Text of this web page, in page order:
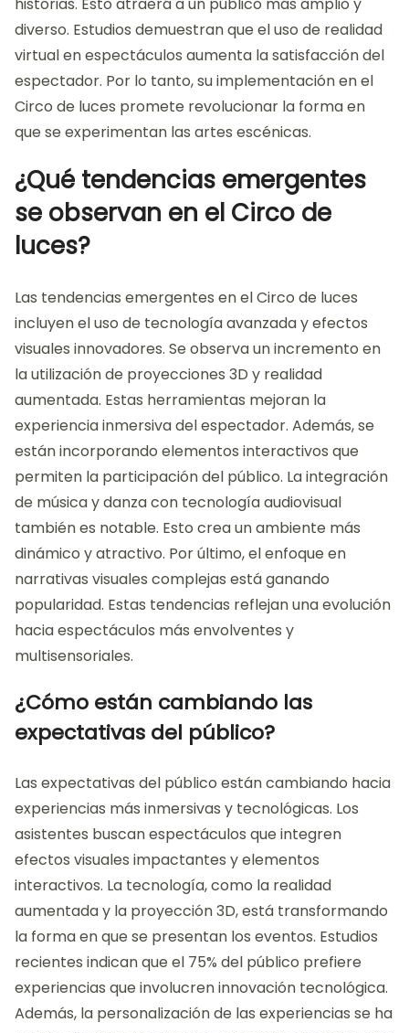
narrativas personalizadas. Estas tendencias reflejan
la evolución hacia experiencias más dinámicas y
atractivas.
¿Cómo influirá la realidad virtual en
el Circo de luces?
La realidad virtual influirá en el Circo de luces al
crear experiencias inmersivas y personalizadas. Esta
tecnología permitirá a los espectadores interactuar
Los usuarios podrán explorar entornos virtuales que
complementen las actuaciones en vivo. Además, la
realidad virtual ofrecerá nuevas formas de contar
historias. Esto atraerá a un público más amplio y
diverso. Estudios demuestran que el uso de realidad
virtual en espectáculos aumenta la satisfacción del
espectador. Por lo tanto, su implementación en el
Circo de luces promete revolucionar la forma en
que se experimentan las artes escénicas.
¿Qué tendencias emergentes
se observan en el Circo de
luces?
Las tendencias emergentes en el Circo de luces
incluyen el uso de tecnología avanzada y efectos
visuales innovadores. Se observa un incremento en
la utilización de proyecciones 3D y realidad
experiencia inmersiva del espectador. Además, se
están incorporando elementos interactivos que
permiten la participación del público. La integración
de música y danza con tecnología audiovisual
también es notable. Esto crea un ambiente más
dinámico y atractivo. Por último, el enfoque en
narrativas visuales complejas está ganando
popularidad. Estas tendencias reflejan una evolución
hacia espectáculos más envolventes y
multisensoriales.